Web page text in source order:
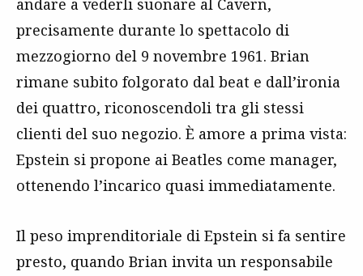
precisamente durante lo spettacolo di
mezzogiorno del 9 novembre 1961. Brian
rimane subito folgorato dal beat e dall’ironia
dei quattro, riconoscendoli tra gli stessi
clienti del suo negozio. È amore a prima vista:
Epstein si propone ai Beatles come manager,
ottenendo l’incarico quasi immediatamente.
Il peso imprenditoriale di Epstein si fa sentire
presto, quando Brian invita un responsabile